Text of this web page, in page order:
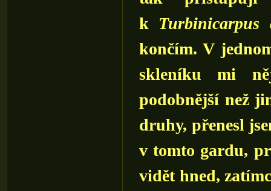
k
končím. V
skleníku mi
podobnější než
druhy, přenesl
v tomto gardu,
vidět hned,